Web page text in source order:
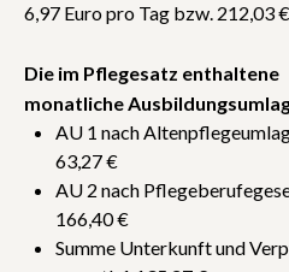
6,97 Euro pro Tag bzw. 212,03
Die im Pflegesatz enthaltene
monatliche
AU 1 nach
63,27 €
AU 2 nach
166,40 €
Summe Unterkunft und